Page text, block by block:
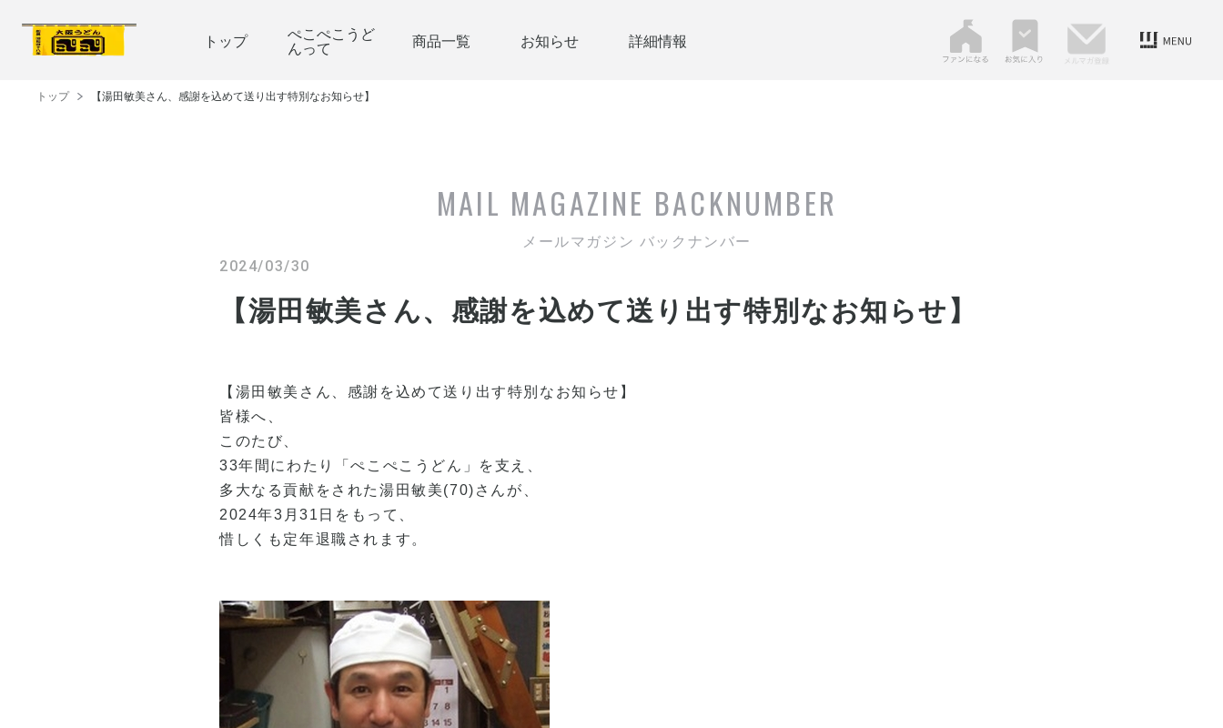
トップ ぺこぺこうど
んって 商品一覧 お知らせ 詳細情報
トップ 【湯田敏美さん、感謝を込めて送り出す特別なお知らせ】
MAIL MAGAZINE BACKNUMBER
メールマガジン バックナンバー
2024/03/30
【湯田敏美さん、感謝を込めて送り出す特別なお知らせ】
【湯田敏美さん、感謝を込めて送り出す特別なお知らせ】
皆様へ、
このたび、
33年間にわたり「ぺこぺこうどん」を支え、
多大なる貢献をされた湯田敏美(70)さんが、
2024年3月31日をもって、
惜しくも定年退職されます。